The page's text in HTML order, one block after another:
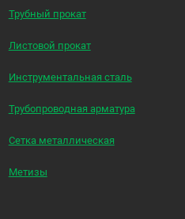
Трубный прокат
Листовой прокат
Инструментальная сталь
Трубопроводная арматура
Сетка металлическая
Метизы